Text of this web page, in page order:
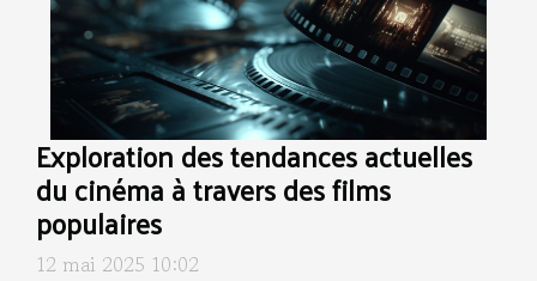
Exploration des tendances actuelles
du cinéma à travers des films
populaires
12 mai 2025 10:02